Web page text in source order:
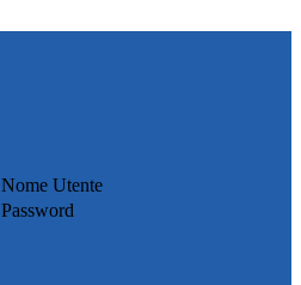
Nome Utente
Password